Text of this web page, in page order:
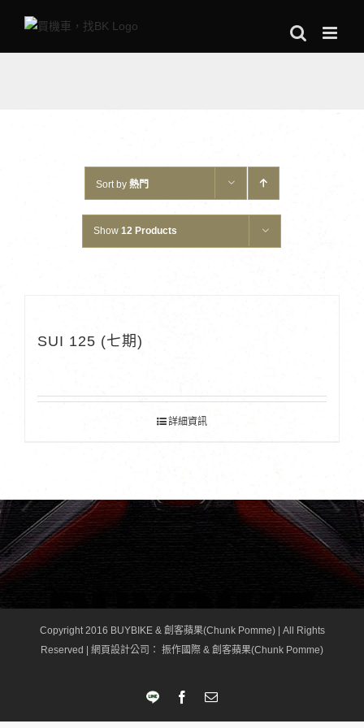
Sort by 熱門
Show 12 Products
SUI 125 (七期)
詳細資訊
Copyright 2016 BUYBIKE & 創客蘋果(Chunk Pomme) | All Rights
Reserved | 網頁設計公司 ： 振作國際 & 創客蘋果(Chunk Pomme)
LINE FacebookEmail: